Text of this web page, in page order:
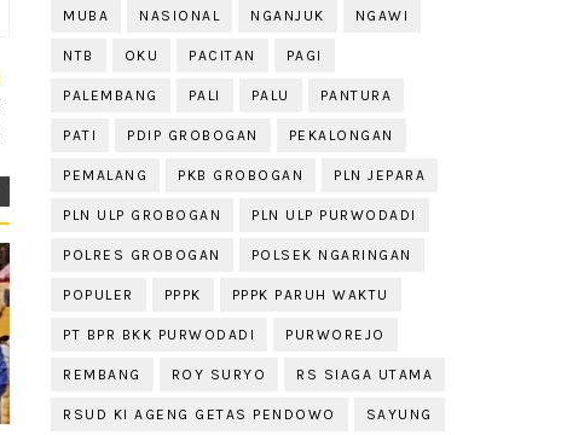
MUBA NASIONAL NGANJUK NGAWI
NTB OKU PACITAN PAGI
PALEMBANG PALI PALU PANTURA
PATI PDIP GROBOGAN PEKALONGAN
PEMALANG PKB GROBOGAN PLN JEPARA
PLN ULP GROBOGAN PLN ULP PURWODADI
POLRES GROBOGAN POLSEK NGARINGAN
POPULER PPPK PPPK PARUH WAKTU
PT BPR BKK PURWODADI PURWOREJO
REMBANG ROY SURYO RS SIAGA UTAMA
RSUD KI AGENG GETAS PENDOWO SAYUNG